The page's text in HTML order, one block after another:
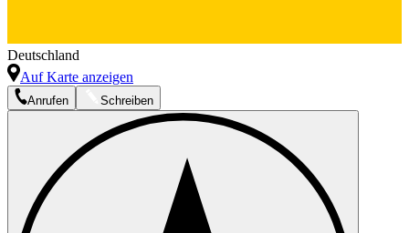
Deutschland
Auf Karte anzeigen
Anrufen Schreiben